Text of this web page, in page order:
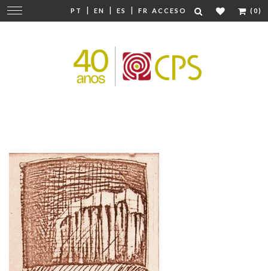
PT | EN | ES | FR ACCESO (0)
Cambiar
navegación